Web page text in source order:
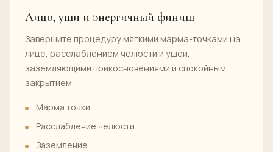
Лицо, уши и энергичный финиш
Завершите процедуру мягкими марма-точками на
лице, расслаблением челюсти и ушей,
заземляющими прикосновениями и спокойным
закрытием.
Марма точки
Расслабление челюсти
Заземление